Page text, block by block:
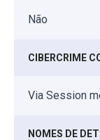
Não
CIBERCRIME
Via Session
NOMES DE